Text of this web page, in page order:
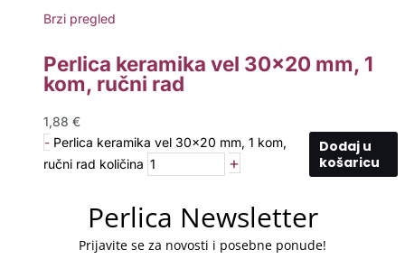
Brzi pregled
Perlica keramika vel 30×20 mm, 1
kom, ručni rad
1,88 €
- Perlica keramika vel 30x20 mm, 1 kom,
ručni rad količina
+
Dodaj u
košaricu
Perlica Newsletter
Prijavite se za novosti i posebne ponude!